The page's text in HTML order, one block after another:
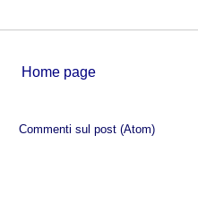
Home page
Commenti sul post (Atom)